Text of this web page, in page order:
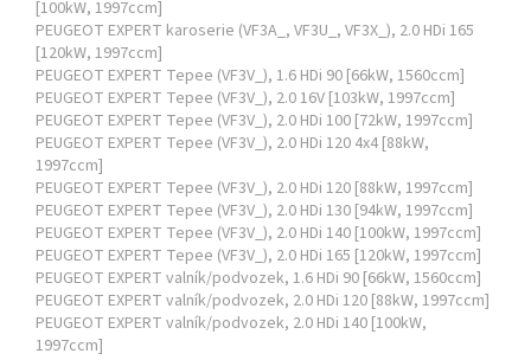
[100kW, 1997ccm]
PEUGEOT EXPERT karoserie (VF3A_, VF3U_, VF3X_), 2.0 HDi 165
[120kW, 1997ccm]
PEUGEOT EXPERT Tepee (VF3V_), 1.6 HDi 90 [66kW, 1560ccm]
PEUGEOT EXPERT Tepee (VF3V_), 2.0 16V [103kW, 1997ccm]
PEUGEOT EXPERT Tepee (VF3V_), 2.0 HDi 100 [72kW, 1997ccm]
PEUGEOT EXPERT Tepee (VF3V_), 2.0 HDi 120 4x4 [88kW,
1997ccm]
PEUGEOT EXPERT Tepee (VF3V_), 2.0 HDi 120 [88kW, 1997ccm]
PEUGEOT EXPERT Tepee (VF3V_), 2.0 HDi 130 [94kW, 1997ccm]
PEUGEOT EXPERT Tepee (VF3V_), 2.0 HDi 140 [100kW, 1997ccm]
PEUGEOT EXPERT Tepee (VF3V_), 2.0 HDi 165 [120kW, 1997ccm]
PEUGEOT EXPERT valník/podvozek, 1.6 HDi 90 [66kW, 1560ccm]
PEUGEOT EXPERT valník/podvozek, 2.0 HDi 120 [88kW, 1997ccm]
PEUGEOT EXPERT valník/podvozek, 2.0 HDi 140 [100kW,
1997ccm]